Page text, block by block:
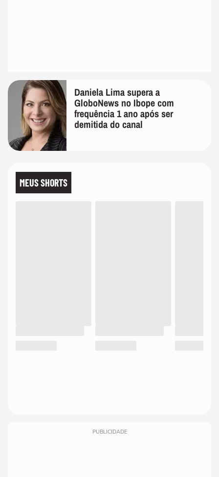
Daniela Lima supera a
GloboNews no Ibope com
frequência 1 ano após ser
demitida do canal
MEUS SHORTS
PUBLICIDADE